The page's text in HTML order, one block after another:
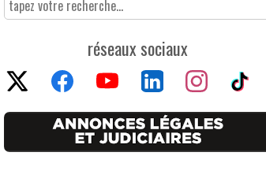
réseaux sociaux